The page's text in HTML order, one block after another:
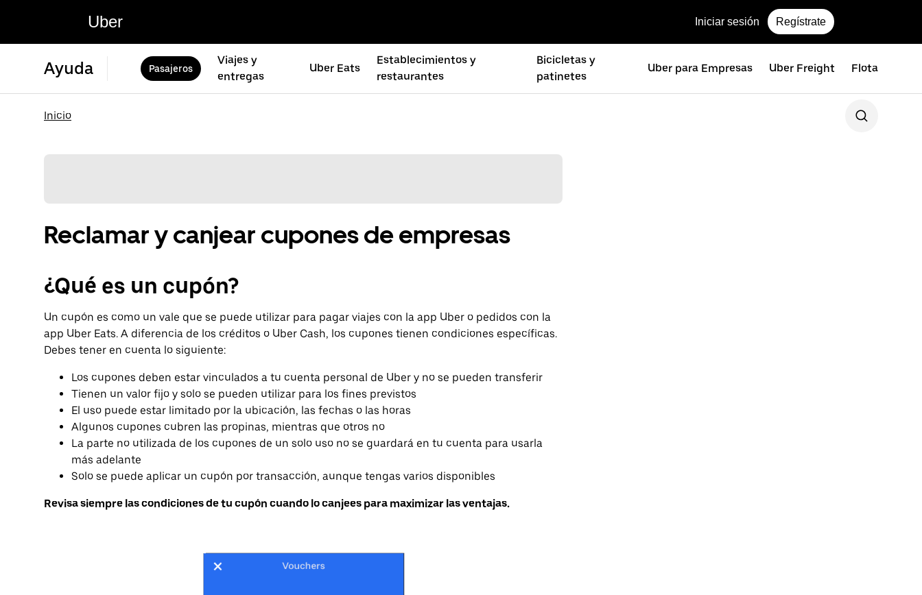
Uber Iniciar sesión Regístrate
Ayuda Pasajeros
Viajes y
entregas
Uber Eats
Establecimientos y
restaurantes
Bicicletas y
patinetes
Uber para Empresas Uber Freight Flota
Inicio
Reclamar y canjear cupones de empresas
¿Qué es un cupón?
Un cupón es como un vale que se puede utilizar para pagar viajes con la app Uber o pedidos con la
app Uber Eats. A diferencia de los créditos o Uber Cash, los cupones tienen condiciones específicas.
Debes tener en cuenta lo siguiente:
Los cupones deben estar vinculados a tu cuenta personal de Uber y no se pueden transferir
Tienen un valor fijo y solo se pueden utilizar para los fines previstos
El uso puede estar limitado por la ubicación, las fechas o las horas
Algunos cupones cubren las propinas, mientras que otros no
La parte no utilizada de los cupones de un solo uso no se guardará en tu cuenta para usarla
más adelante
Solo se puede aplicar un cupón por transacción, aunque tengas varios disponibles
Revisa siempre las condiciones de tu cupón cuando lo canjees para maximizar las ventajas.